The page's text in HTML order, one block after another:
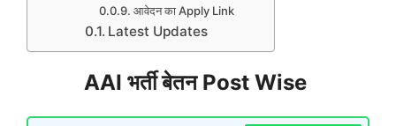
आवेदन का Apply Link
Latest Updates
AAI भर्ती बेतन Post Wise